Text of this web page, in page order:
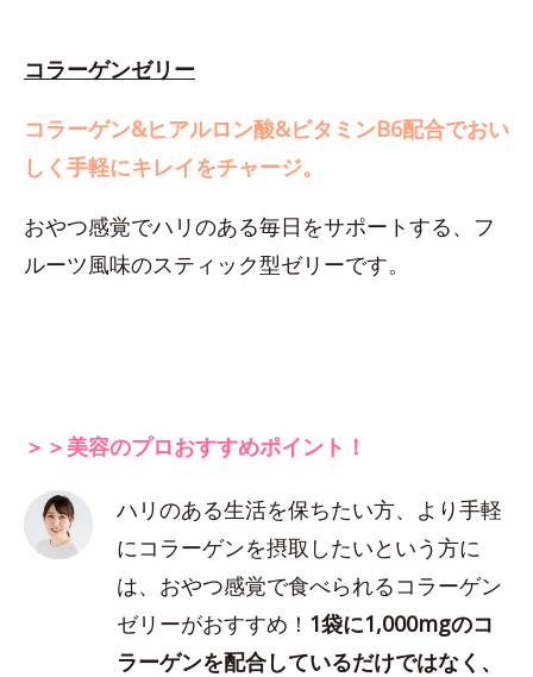
コラーゲンゼリー
コラーゲン&ヒアルロン酸&ビタミンB6配合でおい
しく手軽にキレイをチャージ。
おやつ感覚でハリのある毎日をサポートする、フ
ルーツ風味のスティック型ゼリーです。
＞＞美容のプロおすすめポイント！
ハリのある生活を保ちたい方、より手軽
にコラーゲンを摂取したいという方に
は、おやつ感覚で食べられるコラーゲン
ゼリーがおすすめ！ 1袋に1,000mgのコ
ラーゲンを配合しているだけではなく、